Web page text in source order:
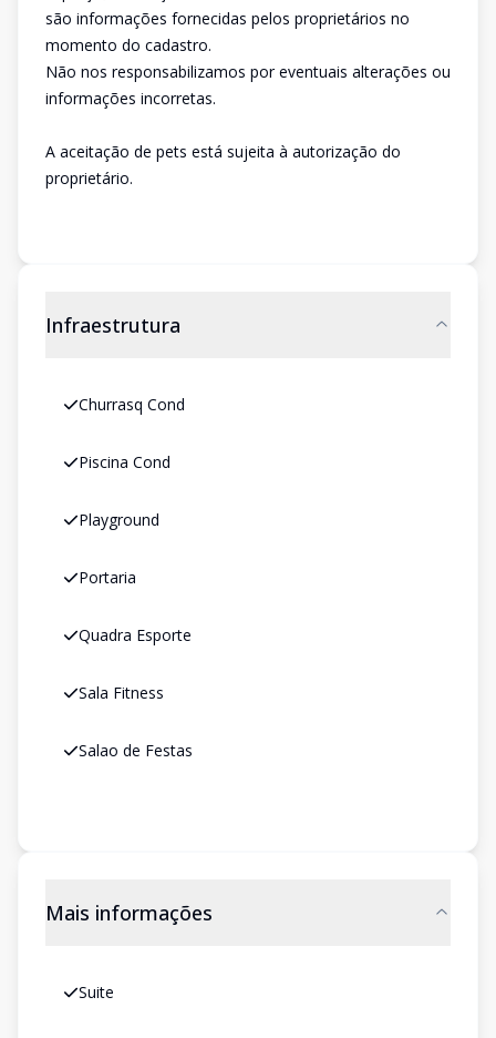
são informações fornecidas pelos proprietários no
momento do cadastro.
Não nos responsabilizamos por eventuais alterações ou
informações incorretas.
A aceitação de pets está sujeita à autorização do
proprietário.
Infraestrutura
Churrasq Cond
Piscina Cond
Playground
Portaria
Quadra Esporte
Sala Fitness
Salao de Festas
Mais informações
Suite